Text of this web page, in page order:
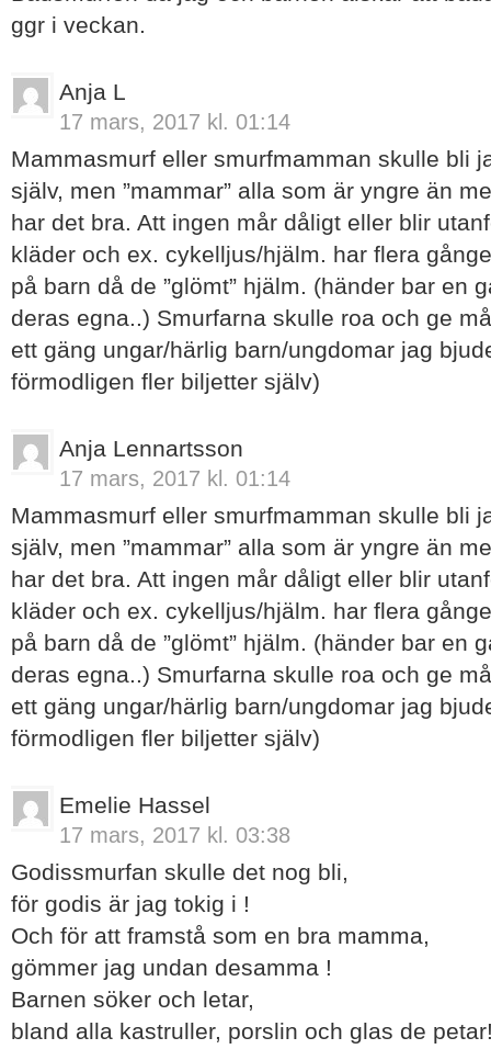
ggr i veckan.
Anja L
17 mars, 2017 kl. 01:14
Mammasmurf eller smurfmamman skulle bli
själv, men ”mammar” alla som är yngre än
har det bra. Att ingen mår dåligt eller blir
kläder och ex. cykelljus/hjälm. har flera
på barn då de ”glömt” hjälm. (händer bar en
deras egna..) Smurfarna skulle roa och ge
ett gäng ungar/härlig barn/ungdomar jag
förmodligen fler biljetter själv)
Anja Lennartsson
17 mars, 2017 kl. 01:14
Mammasmurf eller smurfmamman skulle bli
själv, men ”mammar” alla som är yngre än
har det bra. Att ingen mår dåligt eller blir
kläder och ex. cykelljus/hjälm. har flera
på barn då de ”glömt” hjälm. (händer bar en
deras egna..) Smurfarna skulle roa och ge
ett gäng ungar/härlig barn/ungdomar jag
förmodligen fler biljetter själv)
Emelie Hassel
17 mars, 2017 kl. 03:38
Godissmurfan skulle det nog bli,
för godis är jag tokig i !
Och för att framstå som en bra mamma,
gömmer jag undan desamma !
Barnen söker och letar,
bland alla kastruller, porslin och glas de